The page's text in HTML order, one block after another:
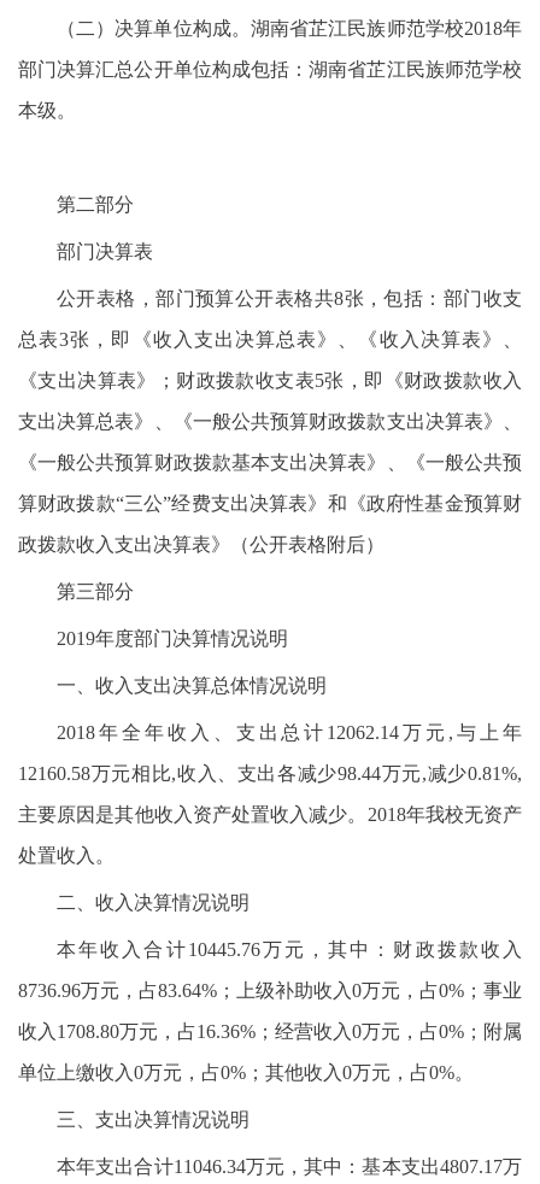
（二）决算单位构成。湖南省芷江民族师范学校2018年
部门决算汇总公开单位构成包括：湖南省芷江民族师范学校
本级。
第二部分
部门决算表
公开表格，部门预算公开表格共8张，包括：部门收支
总表3张，即《收入支出决算总表》、《收入决算表》、
《支出决算表》；财政拨款收支表5张，即《财政拨款收入
支出决算总表》、《一般公共预算财政拨款支出决算表》、
《一般公共预算财政拨款基本支出决算表》、《一般公共预
算财政拨款“三公”经费支出决算表》和《政府性基金预算财
政拨款收入支出决算表》（公开表格附后）
第三部分
2019年度部门决算情况说明
一、收入支出决算总体情况说明
2018年全年收入、支出总计12062.14万元,与上年
12160.58万元相比,收入、支出各减少98.44万元,减少0.81%,
主要原因是其他收入资产处置收入减少。2018年我校无资产
处置收入。
二、收入决算情况说明
本年收入合计10445.76万元，其中：财政拨款收入
8736.96万元，占83.64%；上级补助收入0万元，占0%；事业
收入1708.80万元，占16.36%；经营收入0万元，占0%；附属
单位上缴收入0万元，占0%；其他收入0万元，占0%。
三、支出决算情况说明
本年支出合计11046.34万元，其中：基本支出4807.17万